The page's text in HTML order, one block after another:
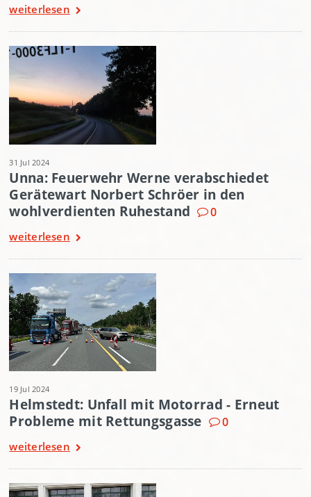
weiterlesen
31 Jul 2024
Unna: Feuerwehr Werne verabschiedet
Gerätewart Norbert Schröer in den
wohlverdienten Ruhestand
0
weiterlesen
19 Jul 2024
Helmstedt: Unfall mit Motorrad - Erneut
Probleme mit Rettungsgasse
0
weiterlesen